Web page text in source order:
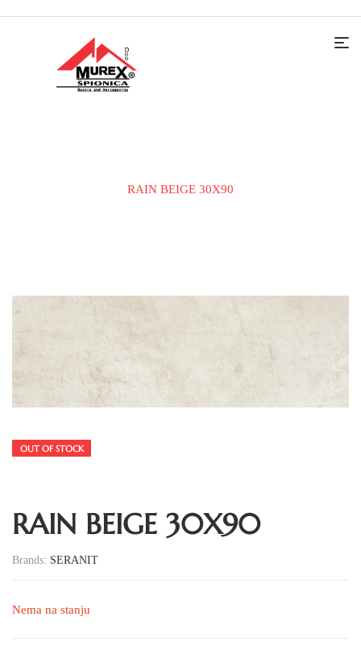
RAIN BEIGE 30X90
OUT OF STOCK
RAIN BEIGE 30X90
Brands: SERANIT
Nema na stanju